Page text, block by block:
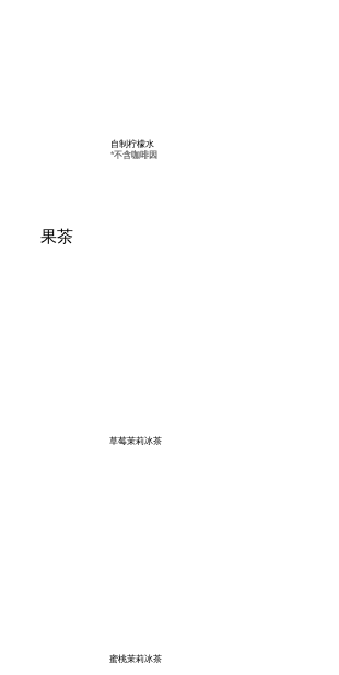
自制柠檬水
*不含咖啡因
果茶
草莓茉莉冰茶
蜜桃茉莉冰茶